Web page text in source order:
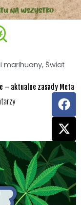
marihuany, Świat
– aktualne zasady Meta
F
a
c
e
b
o
o
k
X
-
t
w
i
t
t
e
r